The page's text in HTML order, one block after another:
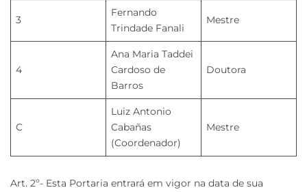
3
Fernando
Trindade Fanali
Mestre
4
Ana Maria Taddei
Cardoso de
Barros
Doutora
C
Luiz Antonio
Cabañas
(Coordenador)
Mestre
Art. 2º- Esta Portaria entrará em vigor na data de sua